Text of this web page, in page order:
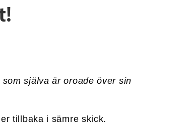
själva är oroade över sin
tillbaka i sämre skick.